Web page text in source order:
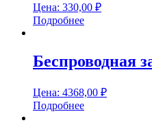
Цена: 330,00 ₽
Подробнее
Беспроводная
Цена: 4368,00 ₽
Подробнее